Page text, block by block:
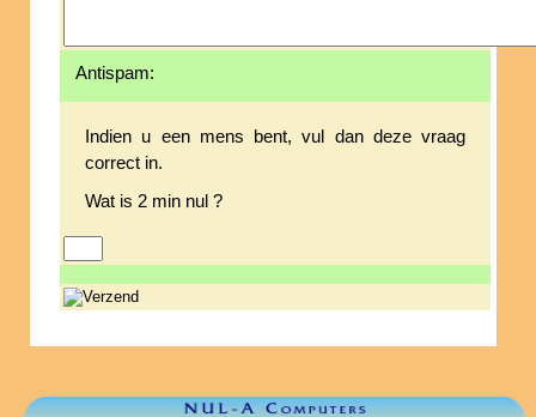
Antispam:
Indien u een mens bent, vul dan deze vraag
correct in.
Wat is 2 min nul ?